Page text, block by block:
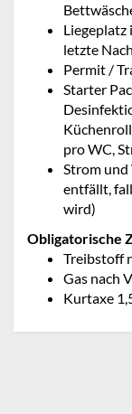
Liegeplatz
letzte
Permit /
Starter
pro WC,
Strom und
entfällt,
wird)
Obligatorische
Treibstoff
Gas nach
Kurtaxe